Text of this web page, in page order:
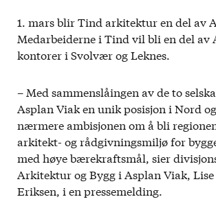
1. mars blir Tind arkitektur en del av
Medarbeiderne i Tind vil bli en del av
kontorer i Svolvær og Leknes.
– Med sammenslåingen av de to
Asplan Viak en unik posisjon i Nord
nærmere ambisjonen om å bli
arkitekt- og rådgivningsmiljø for
med høye bærekraftsmål, sier
Arkitektur og Bygg i Asplan Viak,
Eriksen, i en pressemelding.